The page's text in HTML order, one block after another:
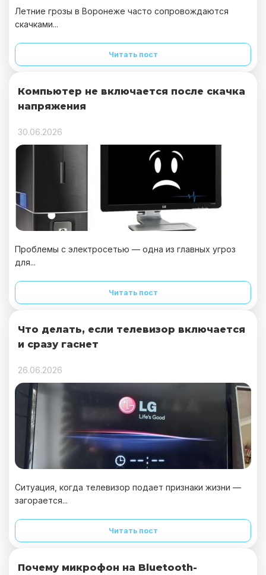
Летние грозы в Воронеже часто сопровождаются
скачками...
Читать пост
Компьютер не включается после скачка
напряжения
30.06.2026
Проблемы с электросетью — одна из главных угроз
для...
Читать пост
Что делать, если телевизор включается
и сразу гаснет
26.06.2026
Ситуация, когда телевизор подает признаки жизни —
загорается...
Читать пост
Почему микрофон на Bluetooth-